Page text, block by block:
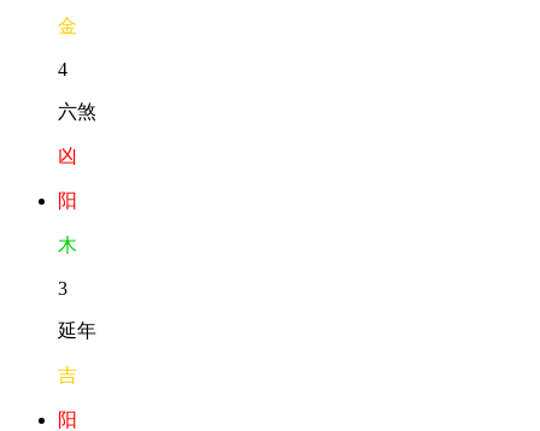
金
4
六煞
凶
阳
木
3
延年
吉
阳